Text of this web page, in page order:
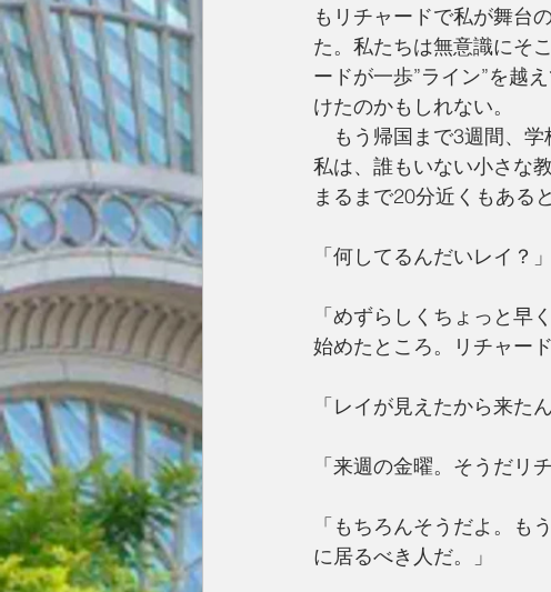
もリチャードで私が舞台
た。私たちは無意識にそ
ードが一歩”ライン”を越
けたのかもしれない。
もう帰国まで3週間、学
私は、誰もいない小さな
まるまで20分近くもある
「何してるんだいレイ？」
「めずらしくちょっと早
始めたところ。リチャー
「レイが見えたから来た
「来週の金曜。そうだリ
「もちろんそうだよ。も
に居るべき人だ。」